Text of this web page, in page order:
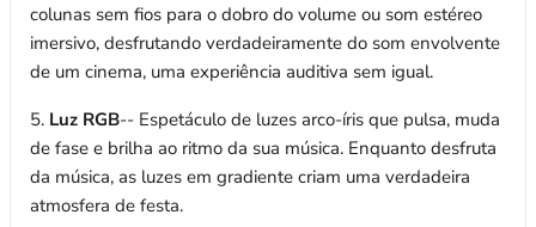
colunas sem fios para o dobro do volume ou som estéreo
imersivo, desfrutando verdadeiramente do som envolvente
de um cinema, uma experiência auditiva sem igual.
5. Luz RGB-- Espetáculo de luzes arco-íris que pulsa, muda
de fase e brilha ao ritmo da sua música. Enquanto desfruta
da música, as luzes em gradiente criam uma verdadeira
atmosfera de festa.